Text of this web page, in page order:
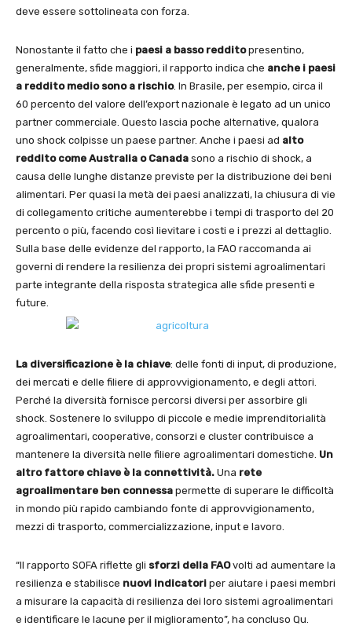
deve essere sottolineata con forza.
Nonostante il fatto che i paesi a basso redditopresentino,
generalmente, sfide maggiori, il rapporto indica che anche i paesi
a reddito medio sono a rischio. In Brasile, per esempio, circa il
60 percento del valore dell’export nazionale è legato ad un unico
partner commerciale. Questo lascia poche alternative, qualora
uno shock colpisse un paese partner. Anche i paesi ad alto
reddito come Australia o Canada sono a rischio di shock, a
causa delle lunghe distanze previste per la distribuzione dei beni
alimentari. Per quasi la metà dei paesi analizzati, la chiusura di vie
di collegamento critiche aumenterebbe i tempi di trasporto del 20
percento o più, facendo così lievitare i costi e i prezzi al dettaglio.
Sulla base delle evidenze del rapporto, la FAO raccomanda ai
governi di rendere la resilienza dei propri sistemi agroalimentari
parte integrante della risposta strategica alle sfide presenti e
future.
La diversificazione è la chiave: delle fonti di input, di produzione,
dei mercati e delle filiere di approvvigionamento, e degli attori.
Perché la diversità fornisce percorsi diversi per assorbire gli
shock. Sostenere lo sviluppo di piccole e medie imprenditorialità
agroalimentari, cooperative, consorzi e cluster contribuisce a
mantenere la diversità nelle filiere agroalimentari domestiche. Un
altro fattore chiave è la connettività. Una rete
agroalimentare ben connessa permette di superare le difficoltà
in mondo più rapido cambiando fonte di approvvigionamento,
mezzi di trasporto, commercializzazione, input e lavoro.
“Il rapporto SOFA riflette gli sforzi della FAOvolti ad aumentare la
resilienza e stabilisce nuovi indicatori per aiutare i paesi membri
a misurare la capacità di resilienza dei loro sistemi agroalimentari
e identificare le lacune per il miglioramento”, ha concluso Qu.